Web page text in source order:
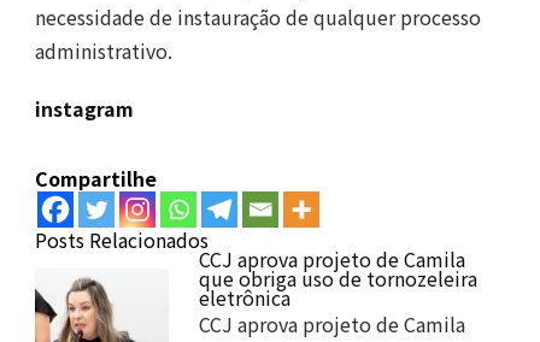
necessidade de instauração de qualquer processo
administrativo.
instagram
Compartilhe
Posts Relacionados
CCJ aprova projeto de Camila
que obriga uso de tornozeleira
eletrônica
CCJ aprova projeto de Camila